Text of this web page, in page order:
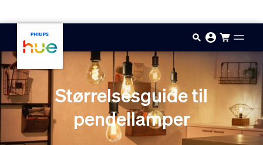
Størrelsesguide til
pendellamper